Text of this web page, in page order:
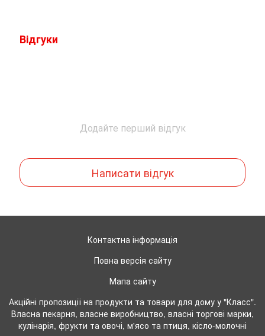
Відгуки
Додайте перший відгук
Написати відгук
Контактна інформація
Повна версія сайту
Мапа сайту
Акційні пропозиції на продукти та товари для дому у "Класс".
Власна пекарня, власне виробництво, власні торгові марки,
кулінарія, фрукти та овочі, м'ясо та птиця, кісло-молочні